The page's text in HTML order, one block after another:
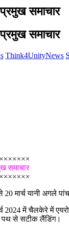
समाचार
समाचार
Think4UnityNews
समाचार
मार्च यानी अगले
2024 में चैलकेरे में
पथ से सटीक लैंडिंग।